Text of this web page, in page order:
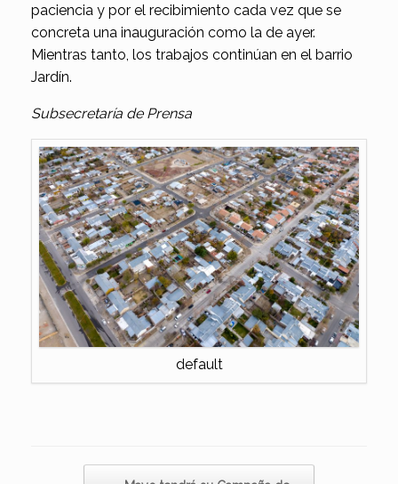
paciencia y por el recibimiento cada vez que se
concreta una inauguración como la de ayer.
Mientras tanto, los trabajos continúan en el barrio
Jardín.
Subsecretaría de Prensa
default